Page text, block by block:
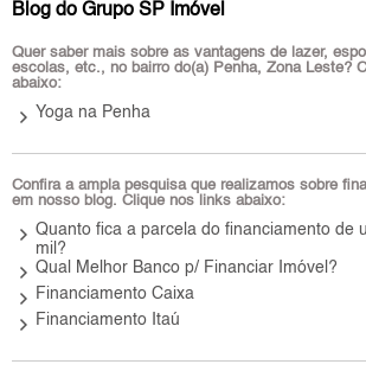
Blog do Grupo SP Imóvel
Quer saber mais sobre as vantagens de lazer,
escolas, etc., no bairro do(a) Penha, Zona Leste?
abaixo:
keyboard_arrow_right Yoga na Penha
Confira a ampla pesquisa que realizamos sobre
em nosso blog. Clique nos links abaixo:
keyboard_arrow_right Quanto fica a parcela do financiamento de
mil?
keyboard_arrow_right Qual Melhor Banco p/ Financiar Imóvel?
keyboard_arrow_right Financiamento Caixa
keyboard_arrow_right Financiamento Itaú